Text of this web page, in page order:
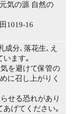
気の源 自然の
1019-16
成分､落花生､え
います｡
を避けて保管の
に召し上がりく
せる恐れがあり
あげてください｡